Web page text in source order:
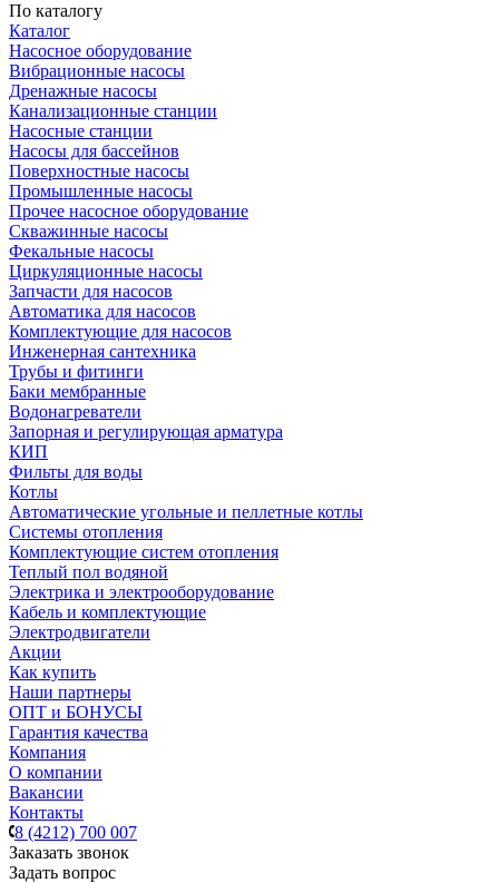
По каталогу
Каталог
Насосное оборудование
Вибрационные насосы
Дренажные насосы
Канализационные станции
Насосные станции
Насосы для бассейнов
Поверхностные насосы
Промышленные насосы
Прочее насосное оборудование
Скважинные насосы
Фекальные насосы
Циркуляционные насосы
Запчасти для насосов
Автоматика для насосов
Комплектующие для насосов
Инженерная сантехника
Трубы и фитинги
Баки мембранные
Водонагреватели
Запорная и регулирующая арматура
КИП
Фильты для воды
Котлы
Автоматические угольные и пеллетные котлы
Системы отопления
Комплектующие систем отопления
Теплый пол водяной
Электрика и электрооборудование
Кабель и комплектующие
Электродвигатели
Акции
Как купить
Наши партнеры
ОПТ и БОНУСЫ
Гарантия качества
Компания
О компании
Вакансии
Контакты
8 (4212) 700 007
Заказать звонок
Задать вопрос